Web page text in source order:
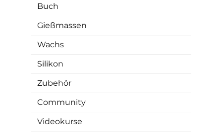
Buch
Gießmassen
Wachs
Silikon
Zubehör
Community
Videokurse